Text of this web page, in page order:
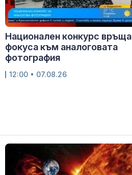
Национален конкурс връща
фокуса към аналоговата
фотография
12:00 • 07.08.26